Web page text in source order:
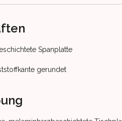
Spanplatte
gerundet